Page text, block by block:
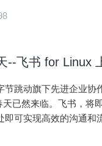
--飞书 for Linux
节跳动旗下先进企业协
已然来临。飞书，将
即可实现高效的沟通和